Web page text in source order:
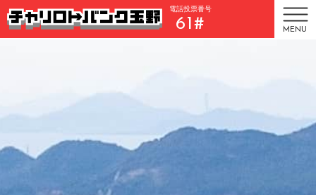
電話投票番号
61# MENU